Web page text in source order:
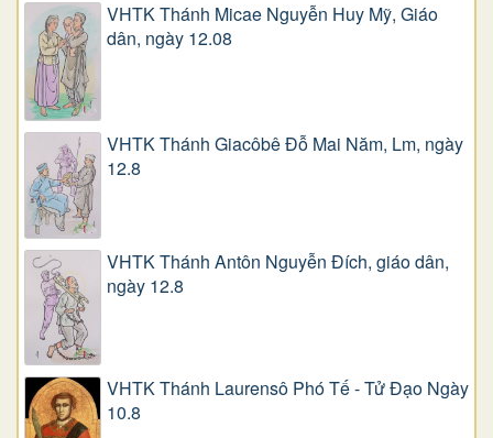
VHTK Thánh Micae Nguyễn Huy Mỹ, Giáo
dân, ngày 12.08
VHTK Thánh Giacôbê Ðỗ Mai Năm, Lm, ngày
12.8
VHTK Thánh Antôn Nguyễn Ðích, giáo dân,
ngày 12.8
VHTK Thánh Laurensô Phó Tế - Tử Đạo Ngày
10.8